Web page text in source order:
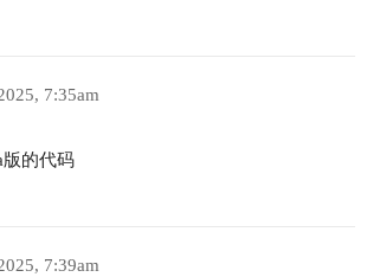
7:35am
的代码
7:39am